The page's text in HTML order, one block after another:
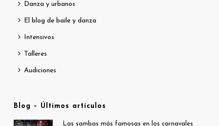
Danza y urbanos
El blog de baile y danza
Intensivos
Talleres
Audiciones
Blog – Últimos artículos
Las sambas más famosas en los carnavales